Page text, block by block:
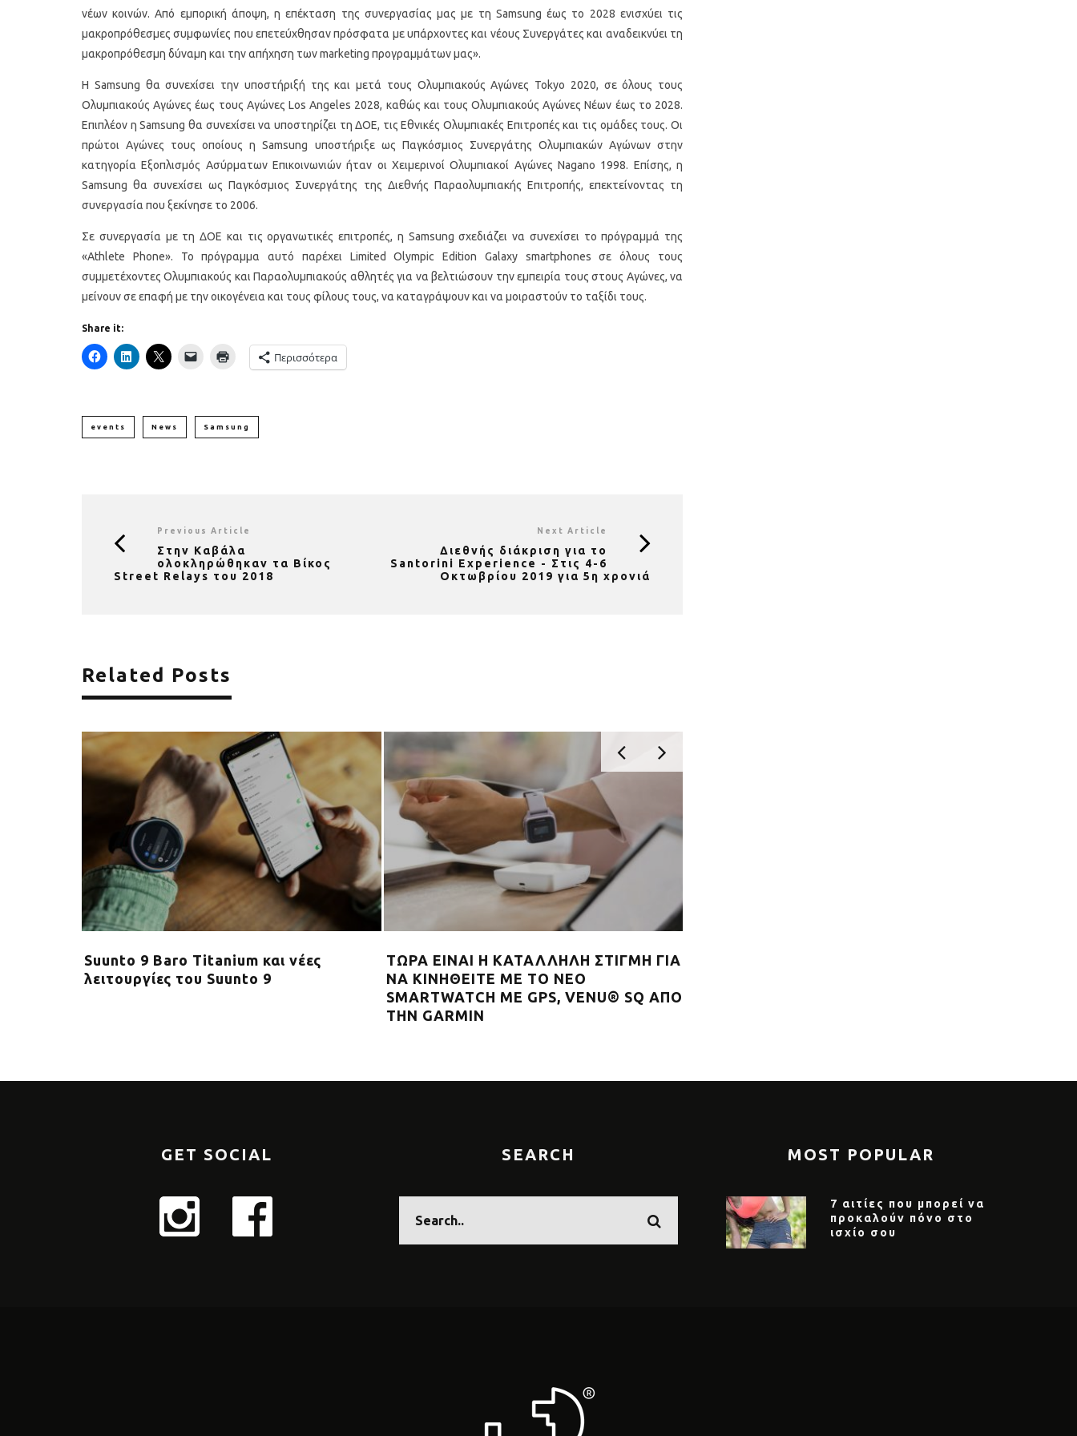
νέων κοινών. Από εμπορική άποψη, η επέκταση της συνεργασίας μας με τη Samsung έως το 2028 ενισχύει τις
μακροπρόθεσμες συμφωνίες που επετεύχθησαν πρόσφατα με υπάρχοντες και νέους Συνεργάτες και αναδεικνύει τη
μακροπρόθεσμη δύναμη και την απήχηση των marketing προγραμμάτων μας».
Η Samsung θα συνεχίσει την υποστήριξή της και μετά τους Ολυμπιακούς Αγώνες Tokyo 2020, σε όλους τους
Ολυμπιακούς Αγώνες έως τους Αγώνες Los Angeles 2028, καθώς και τους Ολυμπιακούς Αγώνες Νέων έως το 2028.
Επιπλέον η Samsung θα συνεχίσει να υποστηρίζει τη ΔΟΕ, τις Εθνικές Ολυμπιακές Επιτροπές και τις ομάδες τους. Οι
πρώτοι Αγώνες τους οποίους η Samsung υποστήριξε ως Παγκόσμιος Συνεργάτης Ολυμπιακών Αγώνων στην
κατηγορία Εξοπλισμός Ασύρματων Επικοινωνιών ήταν οι Χειμερινοί Ολυμπιακοί Αγώνες Nagano 1998. Επίσης, η
Samsung θα συνεχίσει ως Παγκόσμιος Συνεργάτης της Διεθνής Παραολυμπιακής Επιτροπής, επεκτείνοντας τη
συνεργασία που ξεκίνησε το 2006.
Σε συνεργασία με τη ΔΟΕ και τις οργανωτικές επιτροπές, η Samsung σχεδιάζει να συνεχίσει το πρόγραμμά της
«Athlete Phone». Το πρόγραμμα αυτό παρέχει Limited Olympic Edition Galaxy smartphones σε όλους τους
συμμετέχοντες Ολυμπιακούς και Παραολυμπιακούς αθλητές για να βελτιώσουν την εμπειρία τους στους Αγώνες, να
μείνουν σε επαφή με την οικογένεια και τους φίλους τους, να καταγράψουν και να μοιραστούν το ταξίδι τους.
Share it:
Περισσότερα
events News Samsung
Previous Article
Στην Kαβάλα
ολοκληρώθηκαν τα Βίκος
Street Relays του 2018
Next Article
Διεθνής διάκριση για το
Santorini Experience - Στις 4-6
Οκτωβρίου 2019 για 5η χρονιά
Related Posts
Το βραβευμένο Suunto 7 ανακοινώνει
μια νέα και βελτιωμένη εμπειρία για
Η ποδηλασία δε σταματάει ποτέ με τις
νέες ποδηλατικές συσκευές Edge® 130
Plus και Edge 1030 Plus από τη
Garmin®
GET SOCIAL SEARCH MOST POPULAR
7 αιτίες που μπορεί να
προκαλούν πόνο στο
ισχίο σου